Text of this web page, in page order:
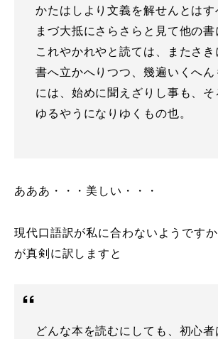
かたはしより文義を解せんとはす
まづ大抵にさらさらと見て他の書
これやかれやと読ては、またさ
書へ立かへりつつ、幾遍いくへん
には、始めに聞えざりし事も、
ゆるやうになりゆくもの也。
あああ・・・美しい・・・
現代口語訳が私に合わないようです
が真剣に訳しますと
どんな本を読むにしても、初心